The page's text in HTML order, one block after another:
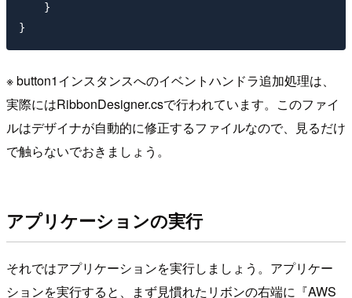
    }
※ button1インスタンスへのイベントハンドラ追加処理は、
実際にはRibbonDesigner.csで行われています。このファイ
ルはデザイナが自動的に修正するファイルなので、見るだけ
で触らないでおきましょう。
アプリケーションの実行
それではアプリケーションを実行しましょう。アプリケー
ションを実行すると、まず見慣れたリボンの右端に『AWS